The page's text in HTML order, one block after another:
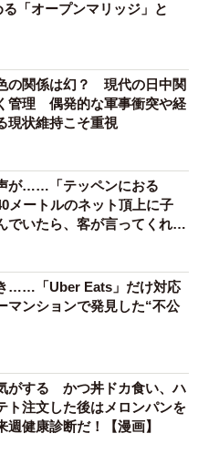
「オープンマリッジ」と
の関係は幻？ 現代の日中関
管理 偶発的な軍事衝突や経
現状維持こそ重視
が……「テッペンにおる
メートルのネット頂上に子
いたら、客が言ってくれた
……「Uber Eats」だけ対応
ンションで発見した“不公
がする かつ丼ドカ食い、ハ
ト注文した後はメロンパンを
健康診断だ！【漫画】